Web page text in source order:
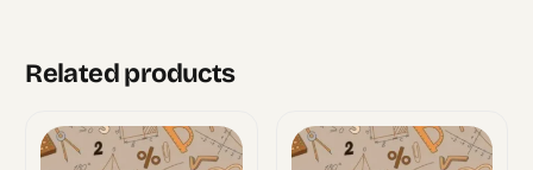
Related products